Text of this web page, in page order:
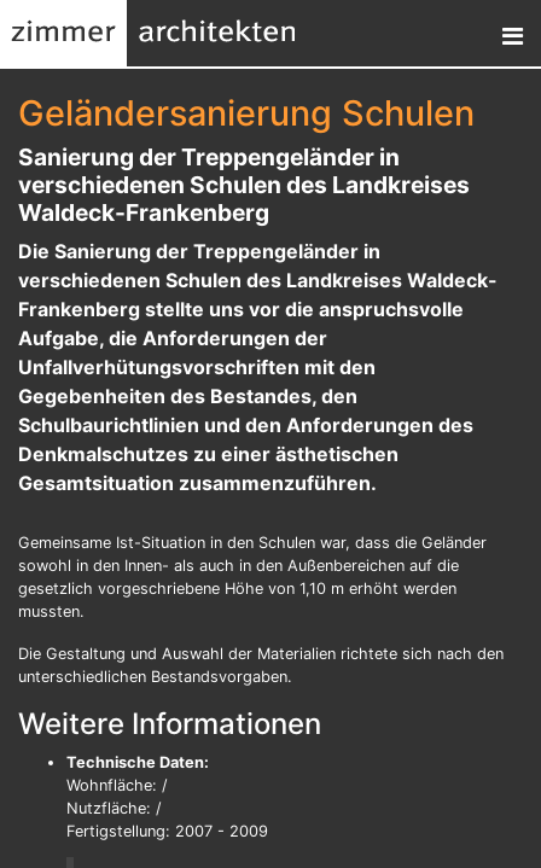
Geländersanierung Schulen
Sanierung der Treppengeländer in
verschiedenen Schulen des Landkreises
Waldeck-Frankenberg
Die Sanierung der Treppengeländer in
verschiedenen Schulen des Landkreises Waldeck-
Frankenberg stellte uns vor die anspruchsvolle
Aufgabe, die Anforderungen der
Unfallverhütungsvorschriften mit den
Gegebenheiten des Bestandes, den
Schulbaurichtlinien und den Anforderungen des
Denkmalschutzes zu einer ästhetischen
Gesamtsituation zusammenzuführen.
Gemeinsame Ist-Situation in den Schulen war, dass die Geländer
sowohl in den Innen- als auch in den Außenbereichen auf die
gesetzlich vorgeschriebene Höhe von 1,10 m erhöht werden
mussten.
Die Gestaltung und Auswahl der Materialien richtete sich nach den
unterschiedlichen Bestandsvorgaben.
Weitere Informationen
Technische Daten:
Wohnfläche: /
Nutzfläche: /
Fertigstellung: 2007 - 2009